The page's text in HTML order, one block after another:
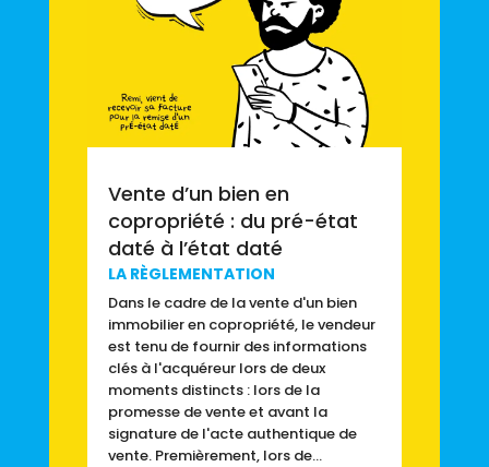
Vente d’un bien en
copropriété : du pré-état
daté à l’état daté
LA RÈGLEMENTATION
Dans le cadre de la vente d'un bien
immobilier en copropriété, le vendeur
est tenu de fournir des informations
clés à l'acquéreur lors de deux
moments distincts : lors de la
promesse de vente et avant la
signature de l'acte authentique de
vente. Premièrement, lors de...